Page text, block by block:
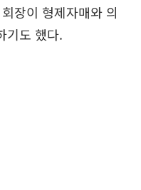
장이 형제자매와 의
기도 했다.